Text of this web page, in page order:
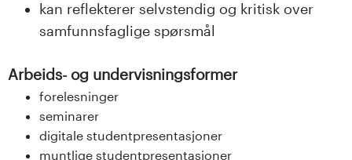
kan reflekterer selvstendig og kritisk over
samfunnsfaglige spørsmål
Arbeids- og undervisningsformer
forelesninger
seminarer
digitale studentpresentasjoner
muntlige studentpresentasjoner